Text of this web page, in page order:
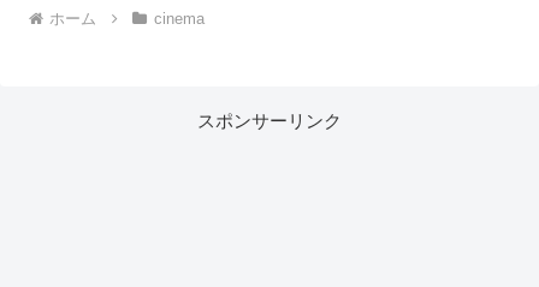
ホーム cinema
スポンサーリンク